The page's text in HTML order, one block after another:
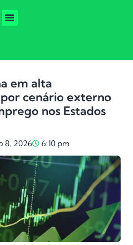
em alta
cenário externo
nos Estados
8, 2026 6:10 pm